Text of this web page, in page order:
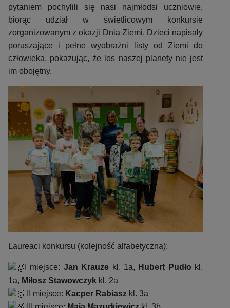
pytaniem pochylili się nasi najmłodsi uczniowie,
biorąc udział w świetlicowym konkursie
zorganizowanym z okazji Dnia Ziemi. Dzieci napisały
poruszające i pełne wyobraźni listy od Ziemi do
człowieka, pokazując, że los naszej planety nie jest
im obojętny.
Laureaci konkursu (kolejność alfabetyczna):
I miejsce: Jan Krauze kl. 1a, Hubert Pudło kl.
1a, Miłosz Stawowczyk kl. 2a
II miejsce: Kacper Rabiasz kl. 3a